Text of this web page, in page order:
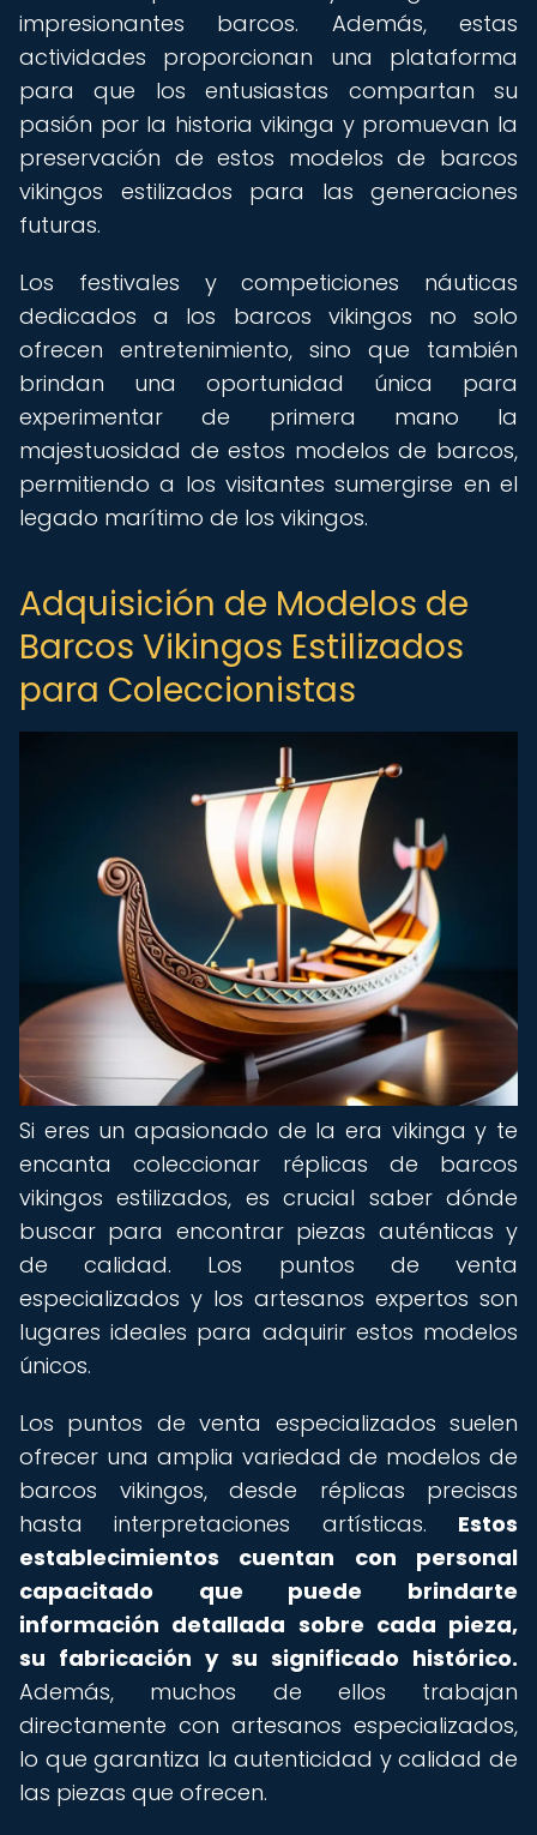
impresionantes barcos. Además, estas
actividades proporcionan una plataforma
para que los entusiastas compartan su
pasión por la historia vikinga y promuevan la
preservación de estos modelos de barcos
vikingos estilizados para las generaciones
futuras.
Los festivales y competiciones náuticas
dedicados a los barcos vikingos no solo
ofrecen entretenimiento, sino que también
brindan una oportunidad única para
experimentar de primera mano la
majestuosidad de estos modelos de barcos,
permitiendo a los visitantes sumergirse en el
legado marítimo de los vikingos.
Adquisición de Modelos de
Barcos Vikingos Estilizados
para Coleccionistas
Si eres un apasionado de la era vikinga y te
encanta coleccionar réplicas de barcos
vikingos estilizados, es crucial saber dónde
buscar para encontrar piezas auténticas y
de calidad. Los puntos de venta
especializados y los artesanos expertos son
lugares ideales para adquirir estos modelos
únicos.
Los puntos de venta especializados suelen
ofrecer una amplia variedad de modelos de
barcos vikingos, desde réplicas precisas
hasta interpretaciones artísticas. Estos
establecimientos cuentan con personal
capacitado que puede brindarte
información detallada sobre cada pieza,
su fabricación y su significado histórico.
Además, muchos de ellos trabajan
directamente con artesanos especializados,
lo que garantiza la autenticidad y calidad de
las piezas que ofrecen.